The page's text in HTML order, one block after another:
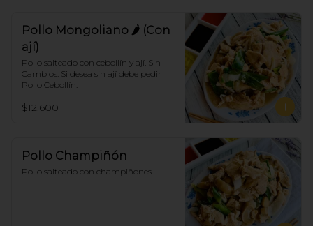
Pollo Mongoliano 🌶 (Con
ají)
Pollo salteado con cebollín y ají. Sin
Cambios. Si desea sin ají debe pedir
Pollo Cebollín.
$12.600
Pollo Champiñón
Pollo salteado con champiñones